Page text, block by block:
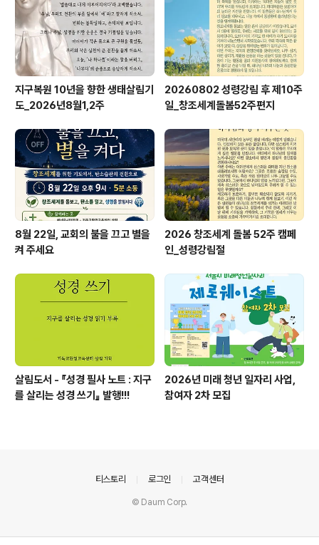
지구복원 10년을 향한 생태살림기
도_2026년8월1,2주
20260802 성령강림 후 제10주
일_창조세계돌봄52주편지
8월 22일, 교회의 불을 끄고 별을
켜 주세요
2026 창조세계 돌봄 52주 캠페
인_성령강림절
살림도서 - 『성경 필사 노트 : 지구
를 살리는 성경 쓰기』 발행!!!
2026년 미래 청년 일자리 사업,
참여자 2차 모집
티스토리 로그인 고객센터
© Daum Corp.